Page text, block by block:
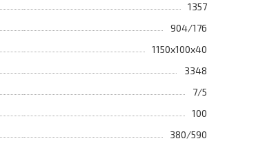
1357
904/176
1150x100x40
3348
7/5
100
380/590